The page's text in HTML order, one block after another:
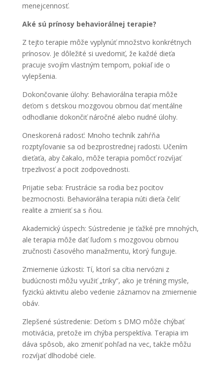
menejcennosť.
Aké sú prínosy behaviorálnej terapie?
Z tejto terapie môže vyplynúť množstvo konkrétnych
prínosov. Je dôležité si uvedomiť, že každé dieťa
pracuje svojím vlastným tempom, pokiaľ ide o
vylepšenia.
Dokončovanie úlohy: Behaviorálna terapia môže
deťom s detskou mozgovou obrnou dať mentálne
odhodlanie dokončiť náročné alebo nudné úlohy.
Oneskorená radosť: Mnoho techník zahŕňa
rozptyľovanie sa od bezprostrednej radosti. Učením
dieťaťa, aby čakalo, môže terapia pomôcť rozvíjať
trpezlivosť a pocit zodpovednosti.
Prijatie seba: Frustrácie sa rodia bez pocitov
bezmocnosti. Behaviorálna terapia núti dieťa čeliť
realite a zmieriť sa s ňou.
Akademický úspech: Sústredenie je ťažké pre mnohých,
ale terapia môže dať ľuďom s mozgovou obrnou
zručnosti časového manažmentu, ktorý funguje.
Zmiernenie úzkosti: Tí, ktorí sa cítia nervózni z
budúcnosti môžu využiť „triky“, ako je tréning mysle,
fyzickú aktivitu alebo vedenie záznamov na zmiernenie
obáv.
Zlepšené sústredenie: Deťom s DMO môže chýbať
motivácia, pretože im chýba perspektíva. Terapia im
dáva spôsob, ako zmeniť pohľad na vec, takže môžu
rozvíjať dlhodobé ciele.